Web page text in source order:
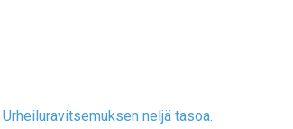
Urheiluravitsemuksen neljä tasoa.